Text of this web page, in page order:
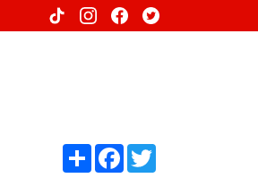
Share Facebook